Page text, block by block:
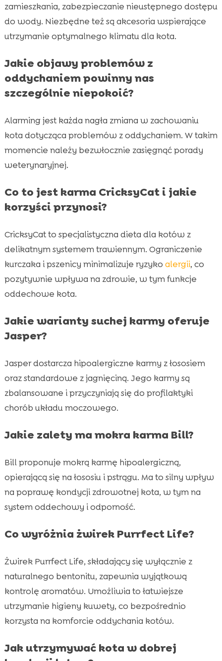
zamieszkania, zabezpieczanie nieustępnego dostępu
do wody. Niezbędne też są akcesoria wspierające
utrzymanie optymalnego klimatu dla kota.
Jakie objawy problemów z
oddychaniem powinny nas
szczególnie niepokoić?
Alarming jest każda nagła zmiana w zachowaniu
kota dotycząca problemów z oddychaniem. W takim
momencie należy bezwłocznie zasięgnąć porady
weterynaryjnej.
Co to jest karma CricksyCat i jakie
korzyści przynosi?
CricksyCat to specjalistyczna dieta dla kotów z
delikatnym systemem trawiennym. Ograniczenie
kurczaka i pszenicy minimalizuje ryzyko alergii, co
pozytywnie wpływa na zdrowie, w tym funkcje
oddechowe kota.
Jakie warianty suchej karmy oferuje
Jasper?
Jasper dostarcza hipoalergiczne karmy z łososiem
oraz standardowe z jagnięciną. Jego karmy są
zbalansowane i przyczyniają się do profilaktyki
chorób układu moczowego.
Jakie zalety ma mokra karma Bill?
Bill proponuje mokrą karmę hipoalergiczną,
opierającą się na łososiu i pstrągu. Ma to silny wpływ
na poprawę kondycji zdrowotnej kota, w tym na
system oddechowy i odporność.
Co wyróżnia żwirek Purrfect Life?
Żwirek Purrfect Life, składający się wyłącznie z
naturalnego bentonitu, zapewnia wyjątkową
kontrolę aromatów. Umożliwia to łatwiejsze
utrzymanie higieny kuwety, co bezpośrednio
korzysta na komforcie oddychania kotów.
Jak utrzymywać kota w dobrej